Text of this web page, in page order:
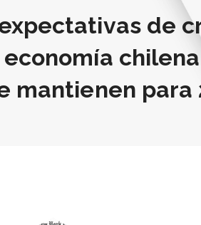
de
mantienen para